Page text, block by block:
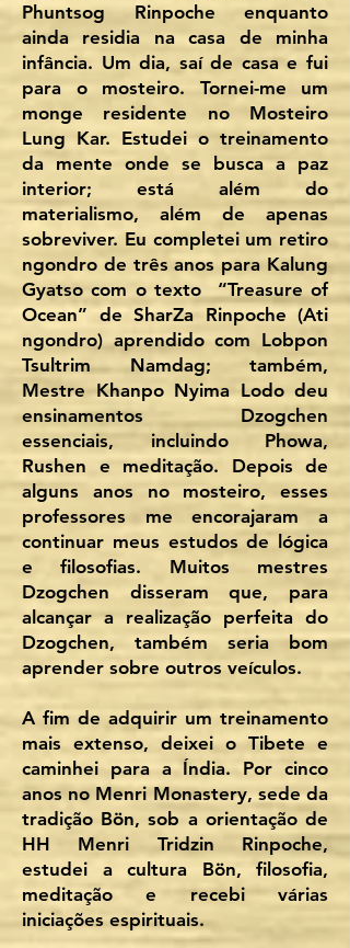
Phuntsog Rinpoche enquanto
ainda residia na casa de minha
infância. Um dia, saí de casa e fui
para o mosteiro. Tornei-me um
monge residente no Mosteiro
Lung Kar. Estudei o treinamento
da mente onde se busca a paz
interior; está além do
materialismo, além de apenas
sobreviver. Eu completei um retiro
ngondro de três anos para Kalung
Gyatso com o texto “Treasure of
Ocean” de SharZa Rinpoche (Ati
ngondro) aprendido com Lobpon
Tsultrim Namdag; também,
Mestre Khanpo Nyima Lodo deu
ensinamentos Dzogchen
essenciais, incluindo Phowa,
Rushen e meditação. Depois de
alguns anos no mosteiro, esses
professores me encorajaram a
continuar meus estudos de lógica
e filosofias. Muitos mestres
Dzogchen disseram que, para
alcançar a realização perfeita do
Dzogchen, também seria bom
aprender sobre outros veículos.
A fim de adquirir um treinamento
mais extenso, deixei o Tibete e
caminhei para a Índia. Por cinco
anos no Menri Monastery, sede da
tradição Bön, sob a orientação de
HH Menri Tridzin Rinpoche,
estudei a cultura Bön, filosofia,
meditação e recebi várias
iniciações espirituais.